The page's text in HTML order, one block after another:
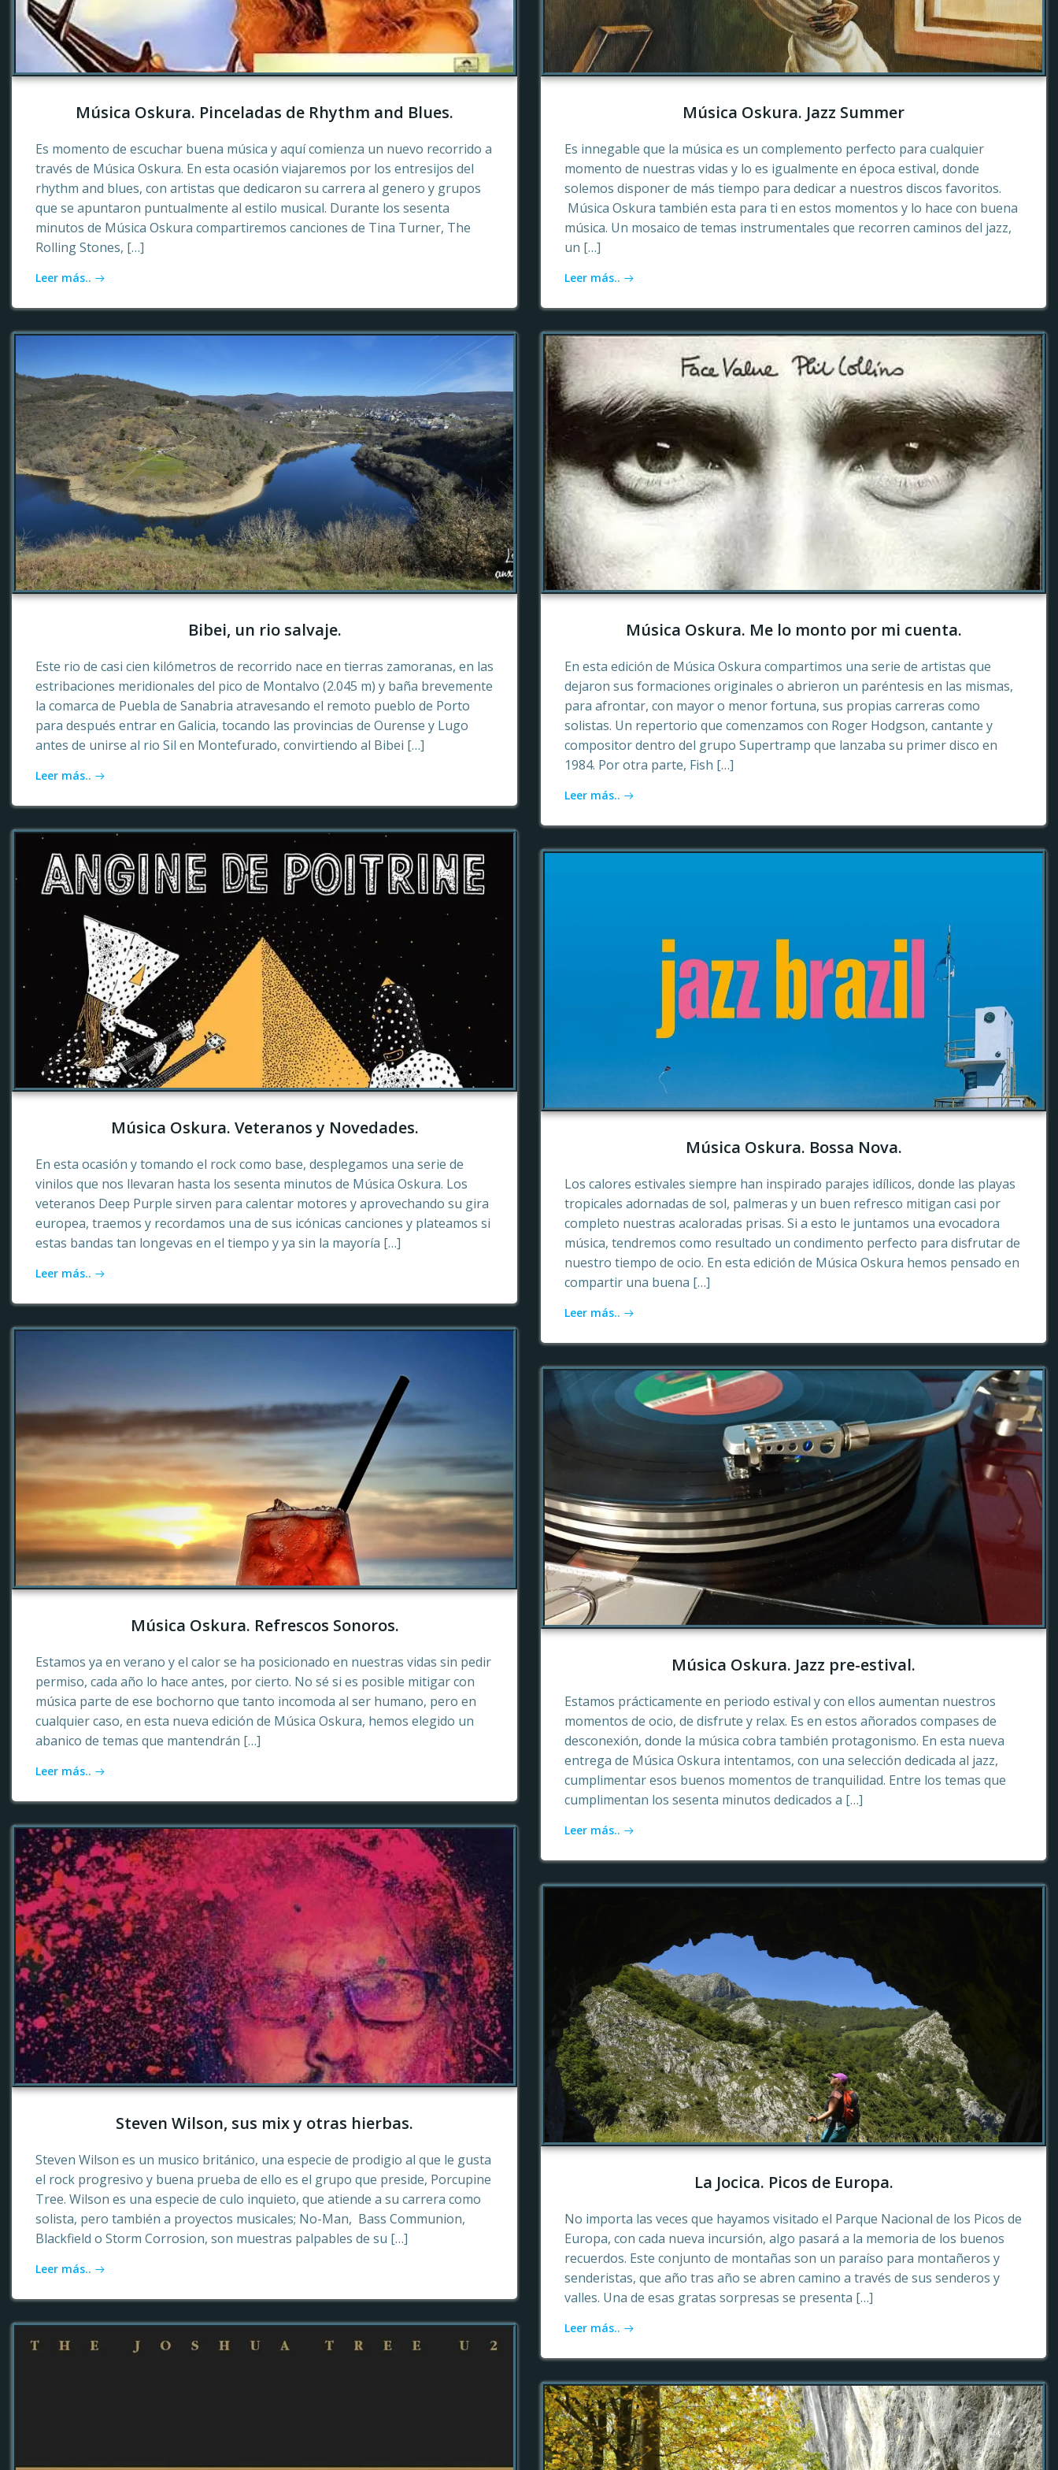
Música Oskura. Pinceladas de Rhythm and Blues.
Es momento de escuchar buena música y aquí comienza un nuevo recorrido a
través de Música Oskura. En esta ocasión viajaremos por los entresijos del
rhythm and blues, con artistas que dedicaron su carrera al genero y grupos
que se apuntaron puntualmente al estilo musical. Durante los sesenta
minutos de Música Oskura compartiremos canciones de Tina Turner, The
Rolling Stones, […]
Leer más..
Música Oskura. Jazz Summer
Es innegable que la música es un complemento perfecto para cualquier
momento de nuestras vidas y lo es igualmente en época estival, donde
solemos disponer de más tiempo para dedicar a nuestros discos favoritos.
Música Oskura también esta para ti en estos momentos y lo hace con buena
música. Un mosaico de temas instrumentales que recorren caminos del jazz,
un […]
Leer más..
Bibei, un rio salvaje.
Este rio de casi cien kilómetros de recorrido nace en tierras zamoranas, en las
estribaciones meridionales del pico de Montalvo (2.045 m) y baña brevemente
la comarca de Puebla de Sanabria atravesando el remoto pueblo de Porto
para después entrar en Galicia, tocando las provincias de Ourense y Lugo
antes de unirse al rio Sil en Montefurado, convirtiendo al Bibei […]
Leer más..
Música Oskura. Me lo monto por mi cuenta.
En esta edición de Música Oskura compartimos una serie de artistas que
dejaron sus formaciones originales o abrieron un paréntesis en las mismas,
para afrontar, con mayor o menor fortuna, sus propias carreras como
solistas. Un repertorio que comenzamos con Roger Hodgson, cantante y
compositor dentro del grupo Supertramp que lanzaba su primer disco en
1984. Por otra parte, Fish […]
Leer más..
Música Oskura. Veteranos y Novedades.
En esta ocasión y tomando el rock como base, desplegamos una serie de
vinilos que nos llevaran hasta los sesenta minutos de Música Oskura. Los
veteranos Deep Purple sirven para calentar motores y aprovechando su gira
europea, traemos y recordamos una de sus icónicas canciones y plateamos si
estas bandas tan longevas en el tiempo y ya sin la mayoría […]
Leer más..
Música Oskura. Bossa Nova.
Los calores estivales siempre han inspirado parajes idílicos, donde las playas
tropicales adornadas de sol, palmeras y un buen refresco mitigan casi por
completo nuestras acaloradas prisas. Si a esto le juntamos una evocadora
música, tendremos como resultado un condimento perfecto para disfrutar de
nuestro tiempo de ocio. En esta edición de Música Oskura hemos pensado en
compartir una buena […]
Leer más..
Música Oskura. Refrescos Sonoros.
Estamos ya en verano y el calor se ha posicionado en nuestras vidas sin pedir
permiso, cada año lo hace antes, por cierto. No sé si es posible mitigar con
música parte de ese bochorno que tanto incomoda al ser humano, pero en
cualquier caso, en esta nueva edición de Música Oskura, hemos elegido un
abanico de temas que mantendrán […]
Leer más..
Música Oskura. Jazz pre-estival.
Estamos prácticamente en periodo estival y con ellos aumentan nuestros
momentos de ocio, de disfrute y relax. Es en estos añorados compases de
desconexión, donde la música cobra también protagonismo. En esta nueva
entrega de Música Oskura intentamos, con una selección dedicada al jazz,
cumplimentar esos buenos momentos de tranquilidad. Entre los temas que
cumplimentan los sesenta minutos dedicados a […]
Leer más..
Steven Wilson, sus mix y otras hierbas.
Steven Wilson es un musico británico, una especie de prodigio al que le gusta
el rock progresivo y buena prueba de ello es el grupo que preside, Porcupine
Tree. Wilson es una especie de culo inquieto, que atiende a su carrera como
solista, pero también a proyectos musicales; No-Man, Bass Communion,
Blackfield o Storm Corrosion, son muestras palpables de su […]
Leer más..
La Jocica. Picos de Europa.
No importa las veces que hayamos visitado el Parque Nacional de los Picos de
Europa, con cada nueva incursión, algo pasará a la memoria de los buenos
recuerdos. Este conjunto de montañas son un paraíso para montañeros y
senderistas, que año tras año se abren camino a través de sus senderos y
valles. Una de esas gratas sorpresas se presenta […]
Leer más..